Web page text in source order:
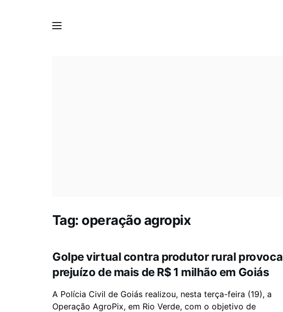
Tag: operação agropix
Golpe virtual contra produtor rural provoca
prejuízo de mais de R$ 1 milhão em Goiás
A Polícia Civil de Goiás realizou, nesta terça-feira (19), a
Operação AgroPix, em Rio Verde, com o objetivo de